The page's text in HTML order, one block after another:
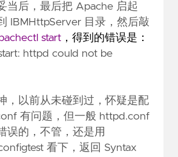
当后，最后把 Apache 启起
IBMHttpServer 目录，然后敲
start ，得到的错误是：
httpd could not be
，以前从未碰到过，怀疑是配
有问题，但一般 httpd.conf
误的，不管，还是用
看下，返回 Syntax